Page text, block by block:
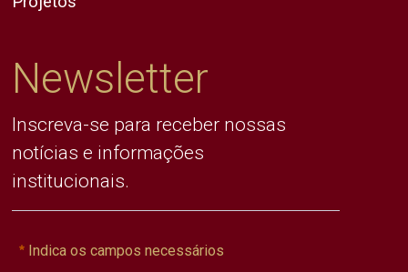
Newsletter
Inscreva-se para receber nossas
notícias e informações
institucionais.
Indica os campos necessários